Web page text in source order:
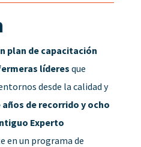
plan de capacitación
líderesque
desde la calidad y
años de recorrido y ocho
Experto
en un programa de